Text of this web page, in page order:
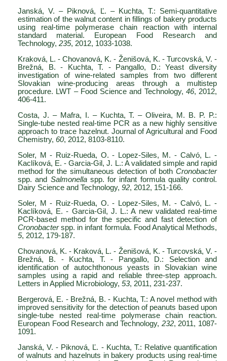
Janská, V. – Piknová, Ľ. – Kuchta, T.: Semi-quantitative
estimation of the walnut content in fillings of bakery products
using real-time polymerase chain reaction with internal
standard material. European Food Research and
Technology, 235, 2012, 1033-1038.
Kraková, L. - Chovanová, K. - Ženišová, K. - Turcovská, V. -
Brežná, B. - Kuchta, T. - Pangallo, D.: Yeast diversity
investigation of wine-related samples from two different
Slovakian wine-producing areas through a multistep
procedure. LWT – Food Science and Technology, 46, 2012,
406-411.
Costa, J. – Mafra, I. – Kuchta, T. – Oliveira, M. B. P. P.:
Single-tube nested real-time PCR as a new highly sensitive
approach to trace hazelnut. Journal of Agricultural and Food
Chemistry, 60, 2012, 8103-8110.
Soler, M - Ruiz-Rueda, O. - Lopez-Siles, M. - Calvó, L. -
Kaclíková, E. - Garcia-Gil, J. L.: A validated simple and rapid
method for the simultaneous detection of both Cronobacter
spp. and Salmonellaspp. for infant formula quality control.
Dairy Science and Technology, 92, 2012, 151-166.
Soler, M - Ruiz-Rueda, O. - Lopez-Siles, M. - Calvó, L. -
Kaclíková, E. - Garcia-Gil, J. L.: A new validated real-time
PCR-based method for the specific and fast detection of
Cronobacterspp. in infant formula. Food Analytical Methods,
5, 2012, 179-187.
Chovanová, K. - Kraková, L. - Ženišová, K. - Turcovská, V. -
Brežná, B. - Kuchta, T. - Pangallo, D.: Selection and
identification of autochthonous yeasts in Slovakian wine
samples using a rapid and reliable three-step approach.
Letters in Applied Microbiology, 53, 2011, 231-237.
Bergerová, E. - Brežná, B. - Kuchta, T.: A novel method with
improved sensitivity for the detection of peanuts based upon
single-tube nested real-time polymerase chain reaction.
European Food Research and Technology, 232, 2011, 1087-
1091.
Janská, V. - Piknová, Ľ. - Kuchta, T.: Relative quantification
of walnuts and hazelnuts in bakery products using real-time